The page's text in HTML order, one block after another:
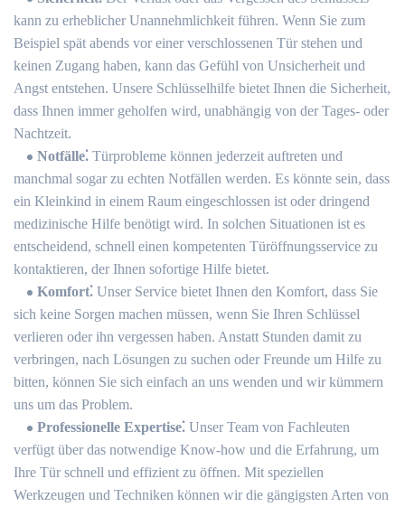
kann zu erheblicher Unannehmlichkeit führen.​ Wenn Sie zum
Beispiel spät abends vor einer verschlossenen Tür stehen und
keinen Zugang haben, kann das Gefühl von Unsicherheit und
Angst entstehen.​ Unsere Schlüsselhilfe bietet Ihnen die Sicherheit,
dass Ihnen immer geholfen wird, unabhängig von der Tages- oder
Nachtzeit.
Notfälle⁚ Türprobleme können jederzeit auftreten und
manchmal sogar zu echten Notfällen werden.​ Es könnte sein, dass
ein Kleinkind in einem Raum eingeschlossen ist oder dringend
medizinische Hilfe benötigt wird.​ In solchen Situationen ist es
entscheidend, schnell einen kompetenten Türöffnungsservice zu
kontaktieren, der Ihnen sofortige Hilfe bietet.​
Komfort⁚ Unser Service bietet Ihnen den Komfort, dass Sie
sich keine Sorgen machen müssen, wenn Sie Ihren Schlüssel
verlieren oder ihn vergessen haben.​ Anstatt Stunden damit zu
verbringen, nach Lösungen zu suchen oder Freunde um Hilfe zu
bitten, können Sie sich einfach an uns wenden und wir kümmern
uns um das Problem.​
Professionelle Expertise⁚ Unser Team von Fachleuten
verfügt über das notwendige Know-how und die Erfahrung, um
Ihre Tür schnell und effizient zu öffnen.​ Mit speziellen
Werkzeugen und Techniken können wir die gängigsten Arten von